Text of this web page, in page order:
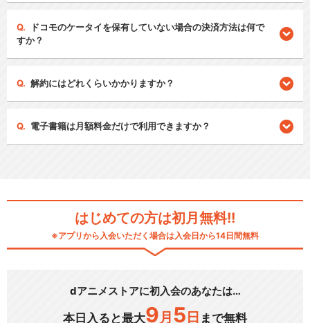
ドコモのケータイを保有していない場合の決済方法は何で
すか？
解約にはどれくらいかかりますか？
電子書籍は月額料金だけで利用できますか？
はじめての方は初月無料!!
※アプリから入会いただく場合は入会日から14日間無料
dアニメストアに初入会のあなたは…
本日入ると最大9 月 5 日 まで無料